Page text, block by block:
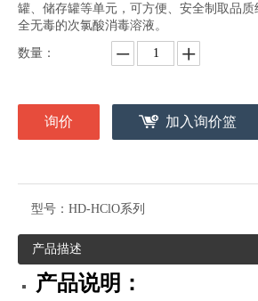
罐、储存罐等单元，可方便、安全制取品
全无毒的次氯酸消毒溶液。
数量：
询价 加入询价篮
型号： HD-HClO系列
产品描述
产品说明：